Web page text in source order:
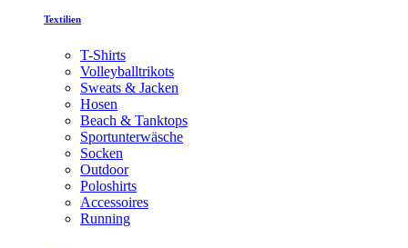
Textilien
T-Shirts
Volleyballtrikots
Sweats & Jacken
Hosen
Beach & Tanktops
Sportunterwäsche
Socken
Outdoor
Poloshirts
Accessoires
Running